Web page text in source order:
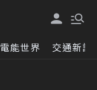
電能世界 交通新訊